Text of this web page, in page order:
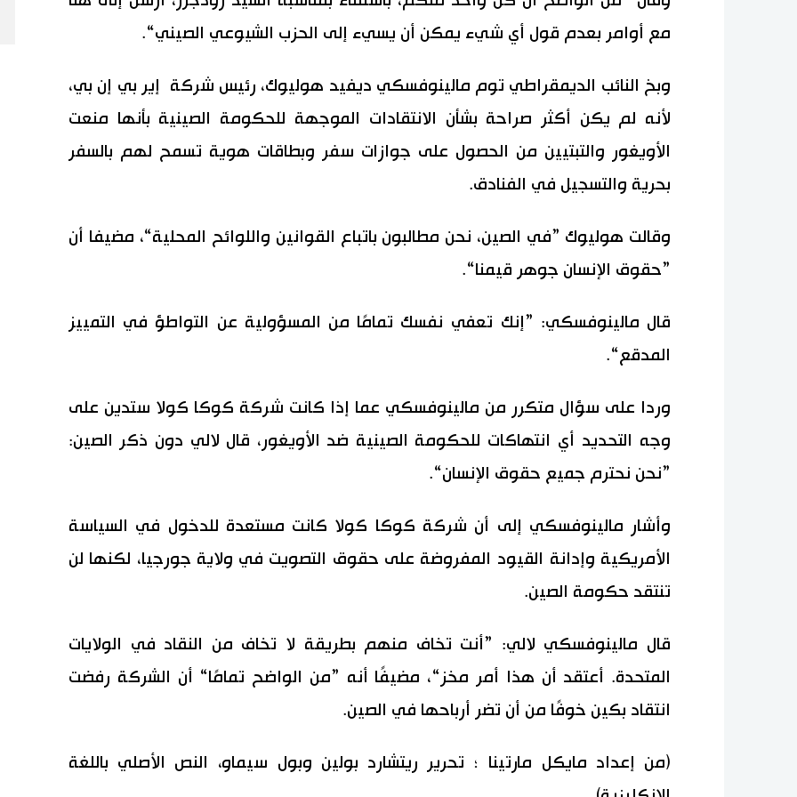
مع أوامر بعدم قول أي شيء يمكن أن يسيء إلى الحزب الشيوعي الصيني“.
وبخ النائب الديمقراطي توم مالينوفسكي ديفيد هوليوك، رئيس شركة إير بي إن بي،
لأنه لم يكن أكثر صراحة بشأن الانتقادات الموجهة للحكومة الصينية بأنها منعت
الأويغور والتبتيين من الحصول على جوازات سفر وبطاقات هوية تسمح لهم بالسفر
بحرية والتسجيل في الفنادق.
وقالت هوليوك ”في الصين، نحن مطالبون باتباع القوانين واللوائح المحلية“، مضيفا أن
”حقوق الإنسان جوهر قيمنا“.
قال مالينوفسكي: ”إنك تعفي نفسك تمامًا من المسؤولية عن التواطؤ في التمييز
المدقع“.
وردا على سؤال متكرر من مالينوفسكي عما إذا كانت شركة كوكا كولا ستدين على
وجه التحديد أي انتهاكات للحكومة الصينية ضد الأويغور، قال لالي دون ذكر الصين:
”نحن نحترم جميع حقوق الإنسان“.
وأشار مالينوفسكي إلى أن شركة كوكا كولا كانت مستعدة للدخول في السياسة
الأمريكية وإدانة القيود المفروضة على حقوق التصويت في ولاية جورجيا، لكنها لن
تنتقد حكومة الصين.
قال مالينوفسكي لالي: ”أنت تخاف منهم بطريقة لا تخاف من النقاد في الولايات
المتحدة. أعتقد أن هذا أمر مخز“، مضيفًا أنه ”من الواضح تمامًا“ أن الشركة رفضت
انتقاد بكين خوفًا من أن تضر أرباحها في الصين.
(من إعداد مايكل مارتينا ؛ تحرير ريتشارد بولين وبول سيماو، النص الأصلي باللغة